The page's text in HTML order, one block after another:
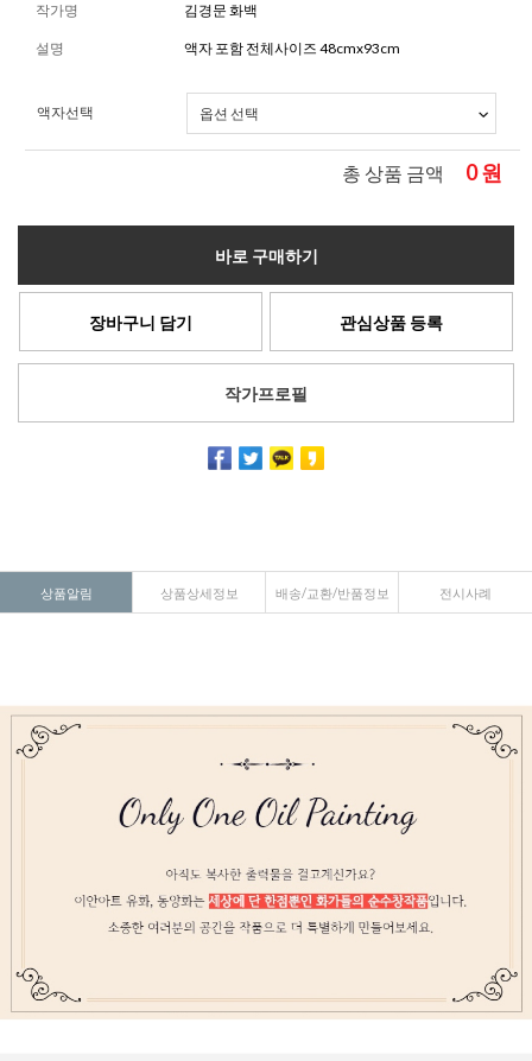
작가명 김경문 화백
설명 액자 포함 전체사이즈 48cmx93cm
액자선택
총 상품 금액 0원
바로 구매하기
장바구니 담기 관심상품 등록
작가프로필
상품알림 상품상세정보 배송/교환/반품정보 전시사례